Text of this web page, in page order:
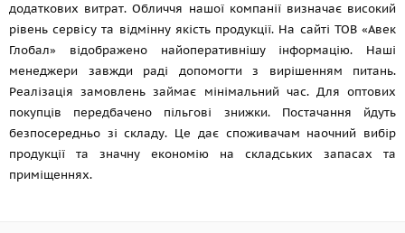
додаткових витрат. Обличчя нашої компанії визначає високий
рівень сервісу та відмінну якість продукції. На сайті ТОВ «Авек
Глобал» відображено найоперативнішу інформацію. Наші
менеджери завжди раді допомогти з вирішенням питань.
Реалізація замовлень займає мінімальний час. Для оптових
покупців передбачено пільгові знижки. Постачання йдуть
безпосередньо зі складу. Це дає споживачам наочний вибір
продукції та значну економію на складських запасах та
приміщеннях.